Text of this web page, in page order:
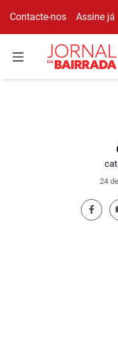
Contacte-nos Assine já
24